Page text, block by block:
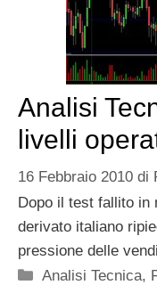
Analisi
livelli
16 Febbraio 2010 di
Dopo il test fallito in
derivato italiano
pressione delle
Categorie
Analisi Tecnica,